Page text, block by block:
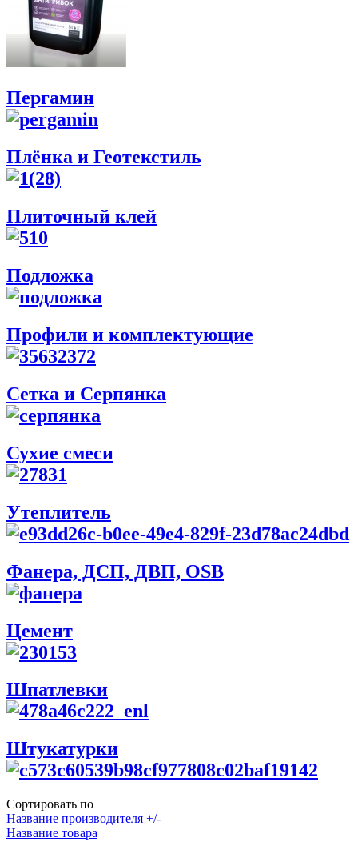
Пергамин
Плёнка и Геотекстиль
Плиточный клей
Подложка
Профили и комплектующие
Сетка и Серпянка
Сухие смеси
Утеплитель
Фанера, ДСП, ДВП, OSB
Цемент
Шпатлевки
Штукатурки
Сортировать по
Название производителя +/-
Название товара